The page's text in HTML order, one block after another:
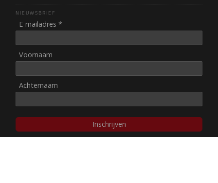
NIEUWSBRIEF
E-mailadres *
Voornaam
Achternaam
Inschrijven